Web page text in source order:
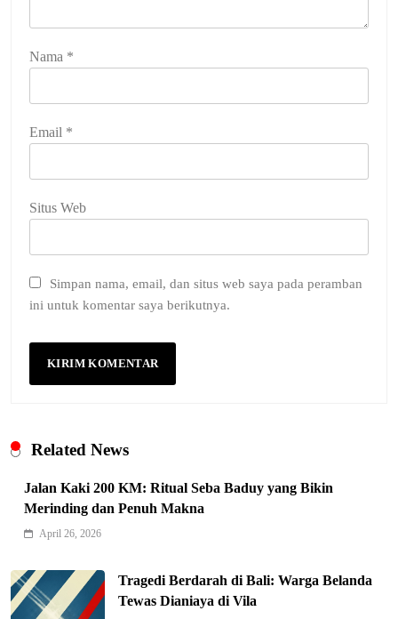
Nama *
Email *
Situs Web
Simpan nama, email, dan situs web saya pada peramban
ini untuk komentar saya berikutnya.
Related News
Jalan Kaki 200 KM: Ritual Seba Baduy yang Bikin
Merinding dan Penuh Makna
April 26, 2026
Tragedi Berdarah di Bali: Warga Belanda
Tewas Dianiaya di Vila